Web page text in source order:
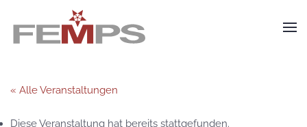
Zum Hauptinhalt springen
« Alle Veranstaltungen
Diese Veranstaltung hat bereits stattgefunden.